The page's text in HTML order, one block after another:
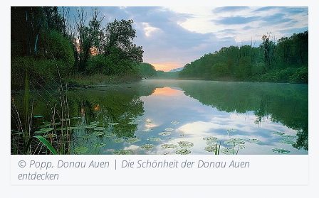
© Popp, Donau Auen | Die Schönheit der Donau Auen
entdecken